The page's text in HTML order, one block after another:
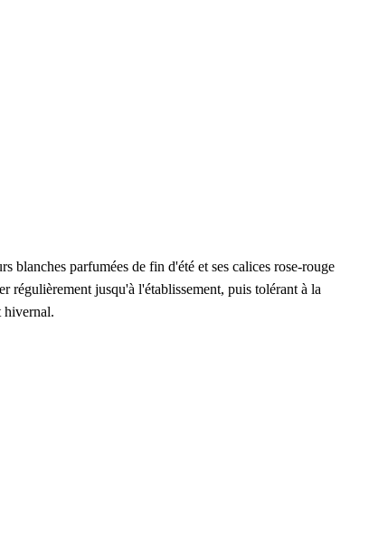
blanches parfumées de fin d'été et ses calices rose-rouge
régulièrement jusqu'à l'établissement, puis tolérant à la
hivernal.